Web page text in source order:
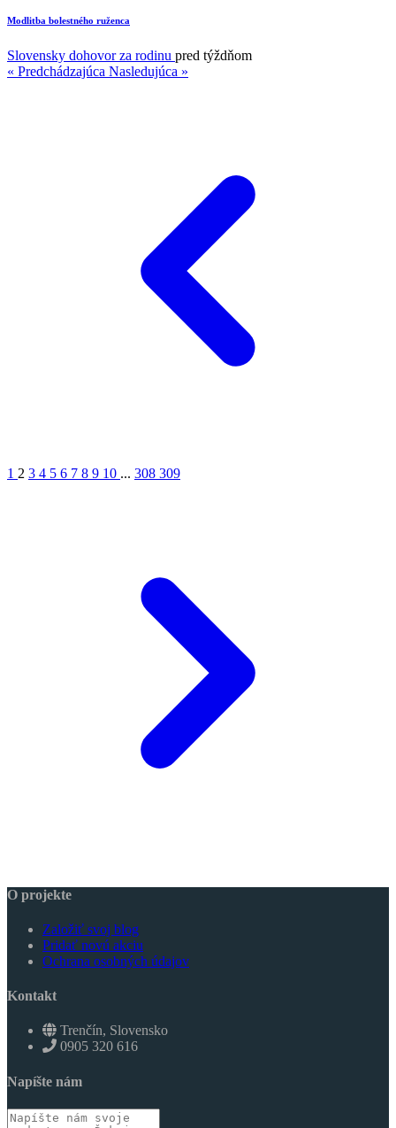
Modlitba bolestného ruženca
Slovensky dohovor za rodinu pred týždňom
« Predchádzajúca Nasledujúca »
1 2 3 4 5 6 7 8 9 10 ... 308 309
O projekte
Založiť svoj blog
Pridať novú akciu
Ochrana osobných údajov
Kontakt
Trenčín, Slovensko
0905 320 616
Napíšte nám